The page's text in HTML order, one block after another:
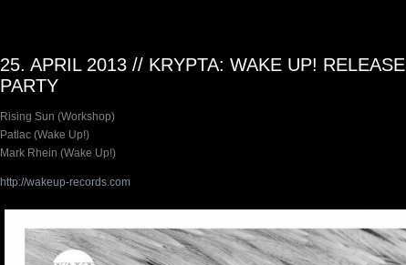
25. APRIL 2013 // KRYPTA: WAKE UP! RELEASE
PARTY
Rising Sun (Workshop)
Patlac (Wake Up!)
Mark Rhein (Wake Up!)
http://wakeup-records.com